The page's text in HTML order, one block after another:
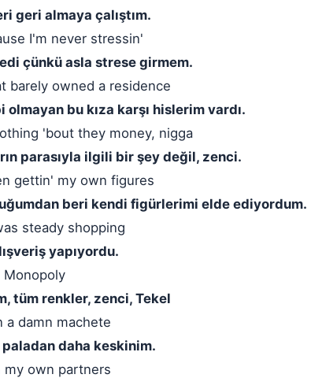
geri almaya çalıştım.
I'm never stressin'
çünkü asla strese girmem.
barely owned a residence
bu kıza karşı hislerim vardı.
'bout they money, nigga
parasıyla ilgili bir şey değil, zenci.
gettin' my own figures
beri kendi figürlerimi elde ediyordum.
steady shopping
yapıyordu.
Monopoly
tüm renkler, zenci, Tekel
a damn machete
daha keskinim.
own partners